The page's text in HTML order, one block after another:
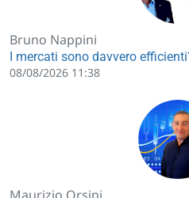
Bruno Nappini
I mercati sono davvero
08/08/2026 11:38